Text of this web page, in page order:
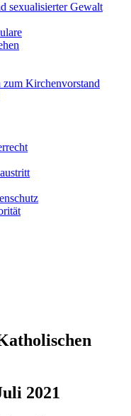
sexualisierter Gewalt
zum Kirchenvorstand
2021